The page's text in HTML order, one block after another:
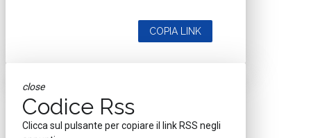
COPIA LINK
close
Codice Rss
Clicca sul pulsante per copiare il link RSS negli